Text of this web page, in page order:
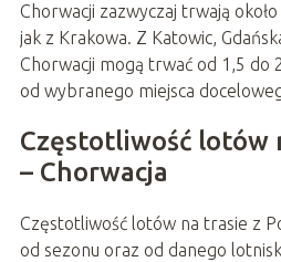
Chorwacji zazwyczaj trwają
jak z Krakowa. Z Katowic,
Chorwacji mogą trwać od 1,5 do
od wybranego miejsca
Częstotliwość lotów
– Chorwacja
Częstotliwość lotów na trasie z
od sezonu oraz od danego